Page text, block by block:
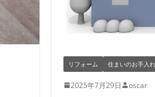
リフォーム 住まいのお手入れ
2025年7月29日 oscar